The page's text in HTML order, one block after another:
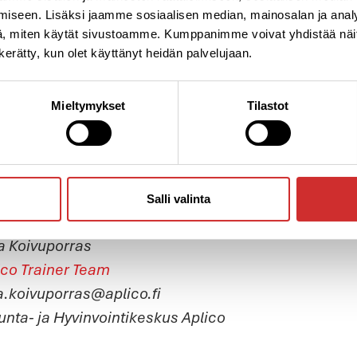
Lisäksi jaamme sosiaalisen median, mainosalan ja
miten käytät sivustoamme. Kumppanimme voivat yhdistää
kun olet käyttänyt heidän palvelujaan.
Mieltymykset Tilastot
Salli valinta
järkevästi? Ehkä kouluttautuisit
erilaisia tapoja innostaa kavereitasi
jossa yrität ymmärtää heidän
ongelmien suossa kahlaamme? Vai
liikunnan harrastajiksi jo lapsena?
iloa ja virtaa elämäänsä kuten sinä?
jatka taisteluaan seuraavassa osassa.
Koivuporras
Trainer Team
ja Hyvinvointikeskus Aplico